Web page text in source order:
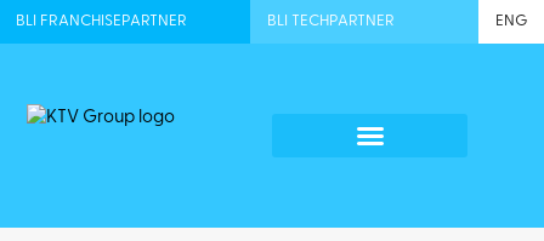
BLI FRANCHISEPARTNER BLI TECHPARTNER ENG